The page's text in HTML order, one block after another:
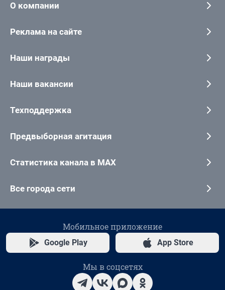
О компании
Реклама на сайте
Наши награды
Наши вакансии
Техподдержка
Предвыборная агитация
Статистика канала в MAX
Все города сети
Мобильное приложение
Google Play App Store
Мы в соцсетях